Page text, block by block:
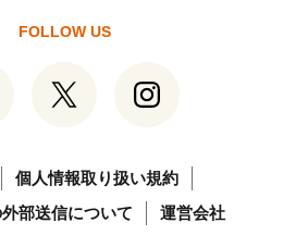
FOLLOW US
個人情報取り扱い規約
部送信について
運営会社